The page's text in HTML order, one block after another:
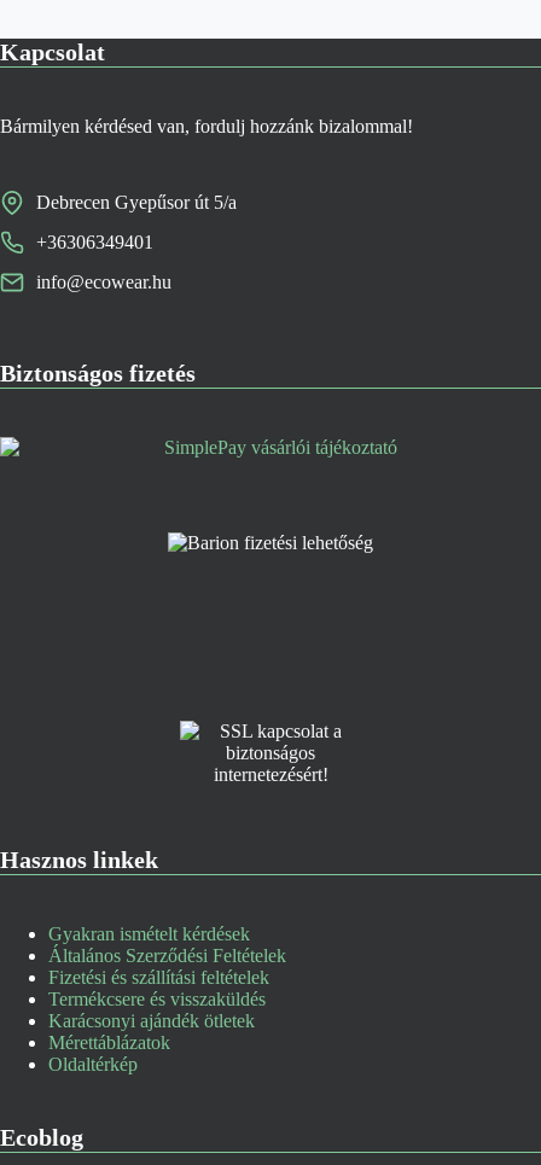
Kapcsolat
Bármilyen kérdésed van, fordulj hozzánk bizalommal!
Debrecen Gyepűsor út 5/a
+36306349401
info@ecowear.hu
Biztonságos fizetés
Hasznos linkek
Gyakran ismételt kérdések
Általános Szerződési Feltételek
Fizetési és szállítási feltételek
Termékcsere és visszaküldés
Karácsonyi ajándék ötletek
Mérettáblázatok
Oldaltérkép
Ecoblog